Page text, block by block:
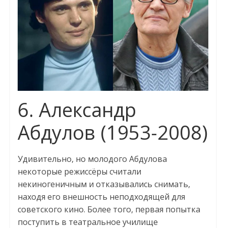
6. Александр
Абдулов (1953-2008)
Удивительно, но молодого Абдулова
некоторые режиссёры считали
некиногеничным и отказывались снимать,
находя его внешность неподходящей для
советского кино. Более того, первая попытка
поступить в театральное училище